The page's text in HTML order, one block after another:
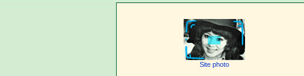
Site photo